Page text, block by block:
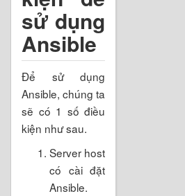
sử dụng
Ansible
Để sử dụng
Ansible, chúng ta
sẽ có 1 số điều
kiện như sau.
Server host
có cài đặt
Ansible.